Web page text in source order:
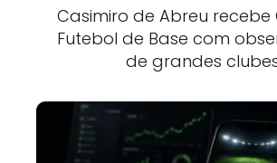
Casimiro de Abreu
Futebol de Base com
de grandes